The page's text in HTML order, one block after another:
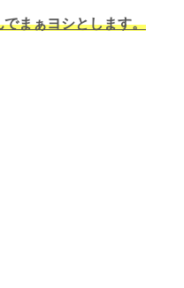
まぁヨシとします。